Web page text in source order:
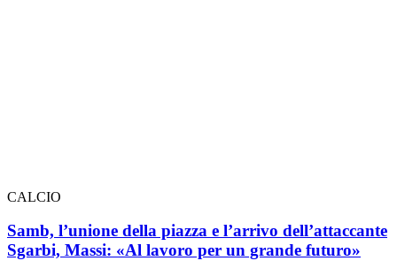
CALCIO
Samb, l’unione della piazza e l’arrivo dell’attaccante
Sgarbi, Massi: «Al lavoro per un grande futuro»